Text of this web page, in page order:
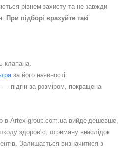
рівнем захисту та не завжди
При підборі врахуйте такі
клапана.
за його наявності.
підгін за розміром, покращена
в Artex-group.com.ua вийде дешевше,
здоров'ю, отриману внаслідок
Залишається визначитися з